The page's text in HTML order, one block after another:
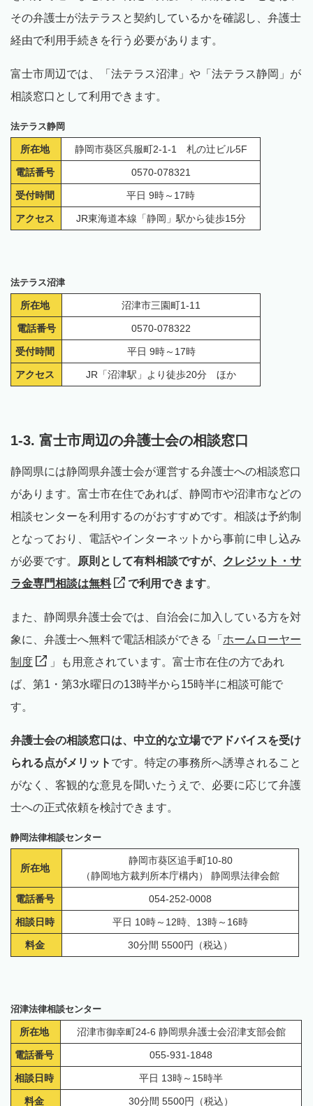
その弁護士が法テラスと契約しているかを確認し、弁護士
経由で利用手続きを行う必要があります。
富士市周辺では、「法テラス沼津」や「法テラス静岡」が
相談窓口として利用できます。
法テラス静岡
所在地 静岡市葵区呉服町2-1-1 札の辻ビル5F
電話番号 0570-078321
受付時間 平日 9時～17時
アクセス JR東海道本線「静岡」駅から徒歩15分
法テラス沼津
所在地 沼津市三園町1-11
電話番号 0570-078322
受付時間 平日 9時～17時
アクセス JR「沼津駅」より徒歩20分 ほか
1-3. 富士市周辺の弁護士会の相談窓口
静岡県には静岡県弁護士会が運営する弁護士への相談窓口
があります。富士市在住であれば、静岡市や沼津市などの
相談センターを利用するのがおすすめです。相談は予約制
となっており、電話やインターネットから事前に申し込み
が必要です。
原則として有料相談ですが、 クレジット・サ
ラ金専門相談は無料
で利用できます。
また、静岡県弁護士会では、自治会に加入している方を対
象に、弁護士へ無料で電話相談ができる「 ホームローヤー
制度
」も用意されています。富士市在住の方であれ
ば、第1・第3水曜日の13時半から15時半に相談可能で
す。
弁護士会の相談窓口は、中立的な立場でアドバイスを受け
られる点がメリット です。特定の事務所へ誘導されること
がなく、客観的な意見を聞いたうえで、必要に応じて弁護
士への正式依頼を検討できます。
静岡法律相談センター
所在地
静岡市葵区追手町10-80
（静岡地方裁判所本庁構内） 静岡県法律会館
電話番号 054-252-0008
相談日時 平日 10時～12時、13時～16時
料金 30分間 5500円（税込）
沼津法律相談センター
所在地 沼津市御幸町24-6 静岡県弁護士会沼津支部会館
電話番号 055-931-1848
相談日時 平日 13時～15時半
料金 30分間 5500円（税込）